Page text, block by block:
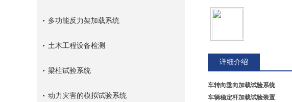
多功能反力架加载系统
土木工程设备检测
梁柱试验系统
动力灾害的模拟试验系统
详细介绍
车转向垂向加载试验系统
车辆稳定杆加载试验装置